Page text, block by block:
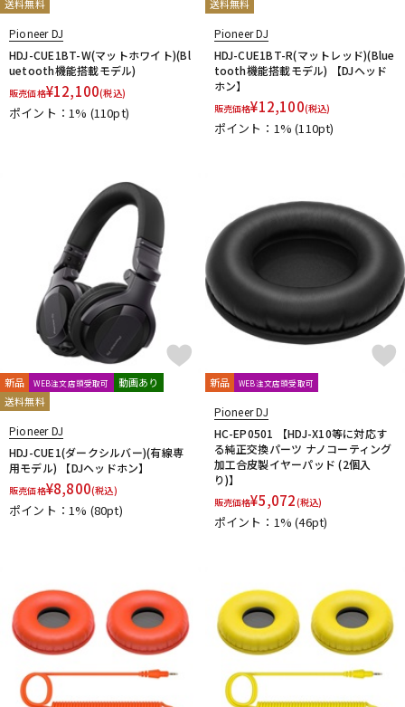
送料無料
Pioneer DJ
HDJ-CUE1BT-W(マットホワイト)(Bl
uetooth機能搭載モデル)
販売価格¥12,100(税込)
ポイント：1% (110pt)
送料無料
Pioneer DJ
HDJ-CUE1BT-R(マットレッド)(Blue
tooth機能搭載モデル) 【DJヘッド
ホン】
販売価格¥12,100(税込)
ポイント：1%(110pt)
新品 WEB注文店頭受取可
動画あり
送料無料
Pioneer DJ
HDJ-CUE1(ダークシルバー)(有線専
用モデル) 【DJヘッドホン】
販売価格¥8,800(税込)
ポイント：1% (80pt)
新品 WEB注文店頭受取可
Pioneer DJ
HC-EP0501 【HDJ-X10等に対応す
る純正交換パーツ ナノコーティング
加工合皮製イヤーパッド (2個入
り)】
販売価格¥5,072(税込)
ポイント：1%(46pt)